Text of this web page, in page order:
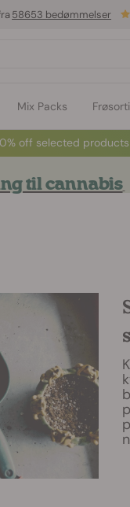
Mix Packs
58653 bedømmelser
off selected
til cannabis